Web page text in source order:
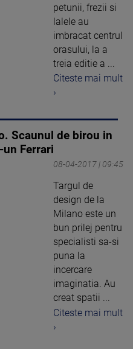
petunii, frezii si
lalele au
imbracat centrul
orasului, la a
treia editie a ...
Citeste mai mult
›
Scaunul de birou in
Ferrari
08-04-2017 | 09:45
Targul de
design de la
Milano este un
bun prilej pentru
specialisti sa-si
puna la
incercare
imaginatia. Au
creat spatii ...
Citeste mai mult
›